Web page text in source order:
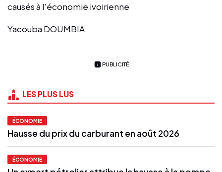
causés à l'économie ivoirienne
Yacouba DOUMBIA
PUBLICITÉ
LES PLUS LUS
ÉCONOMIE
Hausse du prix du carburant en août 2026
ÉCONOMIE